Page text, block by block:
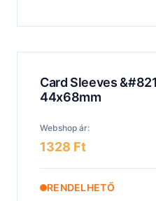
Card Sleeves
44x68mm
Webshop ár:
1328 Ft
RENDELHETŐ